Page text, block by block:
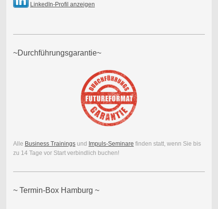
LinkedIn-Profil anzeigen
~Durchführungsgarantie~
Alle Business Trainingsund Impuls-Seminare finden statt, wenn Sie bis
zu 14 Tage vor Start verbindlich buchen!
~ Termin-Box Hamburg ~